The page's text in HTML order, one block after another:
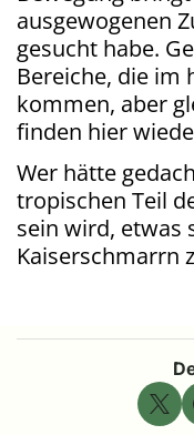
ausgewogenen
gesucht habe.
Bereiche, die im
kommen, aber
finden hier
Wer hätte
tropischen Teil
sein wird, etwas
Kaiserschmarrn